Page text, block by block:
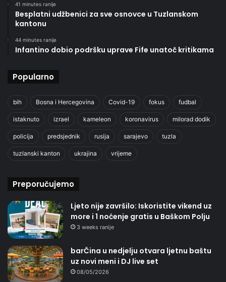
41 minutes ranije
Besplatni udžbenici za sve osnovce u Tuzlanskom
kantonu
44 minutes ranije
Infantino dobio podršku uprave Fife unatoč kritikama
Popularno
bih Bosna i Hercegovina Covid-19 fokus fudbal
istaknuto izrael kameleon koronavirus milorad dodik
policija predsjednik rusija sarajevo tuzla
tuzlanski kanton ukrajina vrijeme
Preporučujemo
Ljeto nije završilo: Iskoristite vikend uz
more i 1 noćenje gratis u Baškom Polju
3 weeks ranije
barČina u nedjelju otvara ljetnu baštu
uz novi meni i DJ live set
08/05/2026